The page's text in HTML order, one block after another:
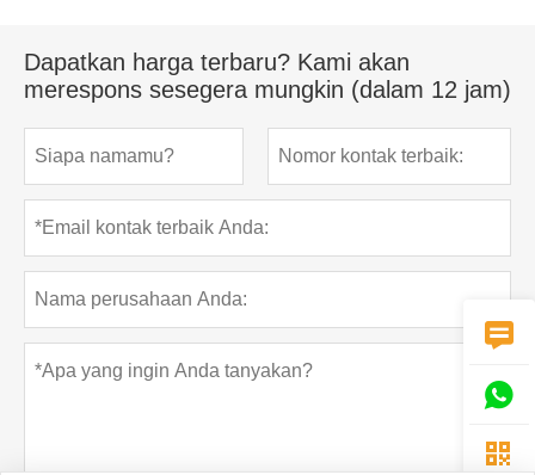
Dapatkan harga terbaru? Kami akan
merespons sesegera mungkin (dalam 12 jam)


